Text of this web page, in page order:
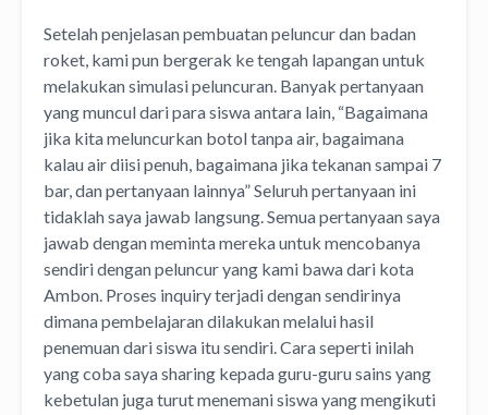
Setelah penjelasan pembuatan peluncur dan badan
roket, kami pun bergerak ke tengah lapangan untuk
melakukan simulasi peluncuran. Banyak pertanyaan
yang muncul dari para siswa antara lain, “Bagaimana
jika kita meluncurkan botol tanpa air, bagaimana
kalau air diisi penuh, bagaimana jika tekanan sampai 7
bar, dan pertanyaan lainnya” Seluruh pertanyaan ini
tidaklah saya jawab langsung. Semua pertanyaan saya
jawab dengan meminta mereka untuk mencobanya
sendiri dengan peluncur yang kami bawa dari kota
Ambon. Proses inquiry terjadi dengan sendirinya
dimana pembelajaran dilakukan melalui hasil
penemuan dari siswa itu sendiri. Cara seperti inilah
yang coba saya sharing kepada guru-guru sains yang
kebetulan juga turut menemani siswa yang mengikuti